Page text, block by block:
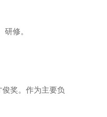
修。
奖。作为主要负